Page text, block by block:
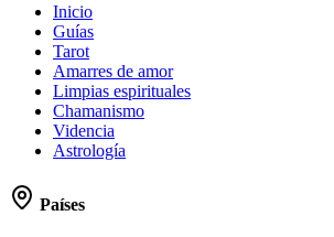
Inicio
Guías
Tarot
Amarres de amor
Limpias espirituales
Chamanismo
Videncia
Astrología
Países